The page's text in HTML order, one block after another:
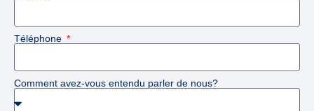
Téléphone
Comment avez-vous entendu parler de nous?